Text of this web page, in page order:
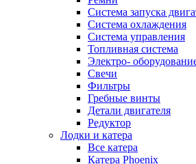
Система запуска
Система охлаждения
Система управления
Топливная система
Электро-
Свечи
Фильтры
Гребные винты
Детали двигателя
Редуктор
Лодки и катера
Все катера
Катера Phoenix